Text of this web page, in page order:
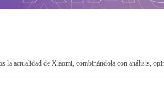
actualidad de Xiaomi, combinándola con análisis,